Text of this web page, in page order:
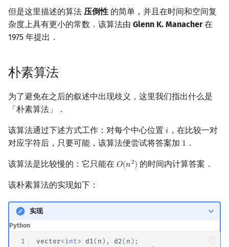
Powerful Number 筛
类欧几里德算法
Meissel–Lehmer 算法
连分数
二次域
Prüfer 序列
LGV 引理
最大团搜索算法
支配树
图上随机游走
但是这里描述的算法 压倒性 的简单，并且在时间和空间复
杂度上具有更小的常数．该算法由 Glenn K. Manacher在
1975 年提出．
朴素算法
为了避免在之后的叙述中出现歧义，这里我们指出什么是
「朴素算法」．
该算法通过下述方式工作：对每个中心位置 𝑖
i ，在比较一对
对应字符后，只要可能，该算法便尝试将答案加 1
1 ．
该算法是比较慢的：它只能在 𝑂(𝑛2)
O(n2) 的时间内计算答案．
该朴素算法的实现如下：
实现
Python
1
vector<int> d1( n ), d2( n );